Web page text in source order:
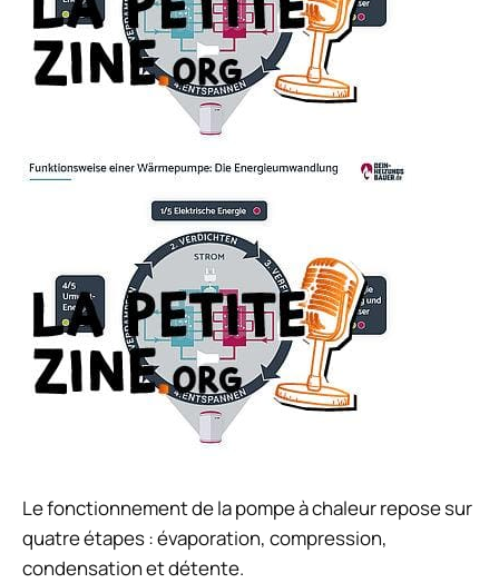
Le fonctionnement de la pompe à chaleur repose sur
quatre étapes : évaporation, compression,
condensation et détente.